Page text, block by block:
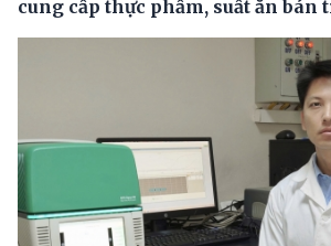
cung cấp thực phẩm, suất ăn bán